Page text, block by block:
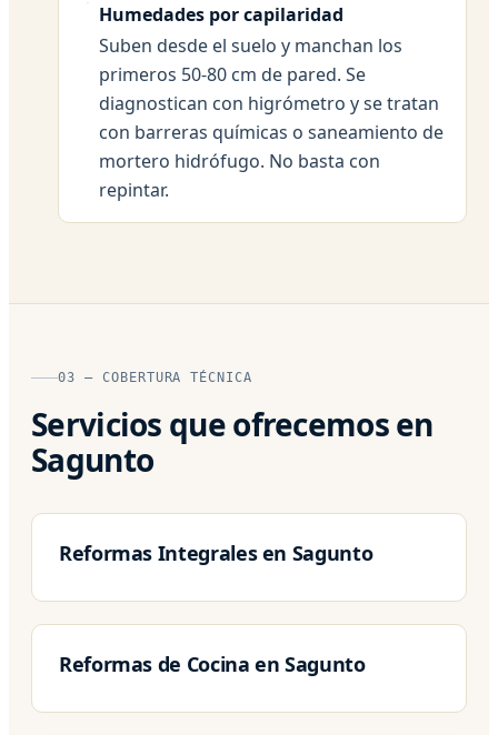
Humedades por capilaridad
Suben desde el suelo y manchan los
primeros 50-80 cm de pared. Se
diagnostican con higrómetro y se tratan
con barreras químicas o saneamiento de
mortero hidrófugo. No basta con
repintar.
03 — COBERTURA TÉCNICA
Servicios que ofrecemos en
Sagunto
Reformas Integrales en Sagunto
Reformas de Cocina en Sagunto